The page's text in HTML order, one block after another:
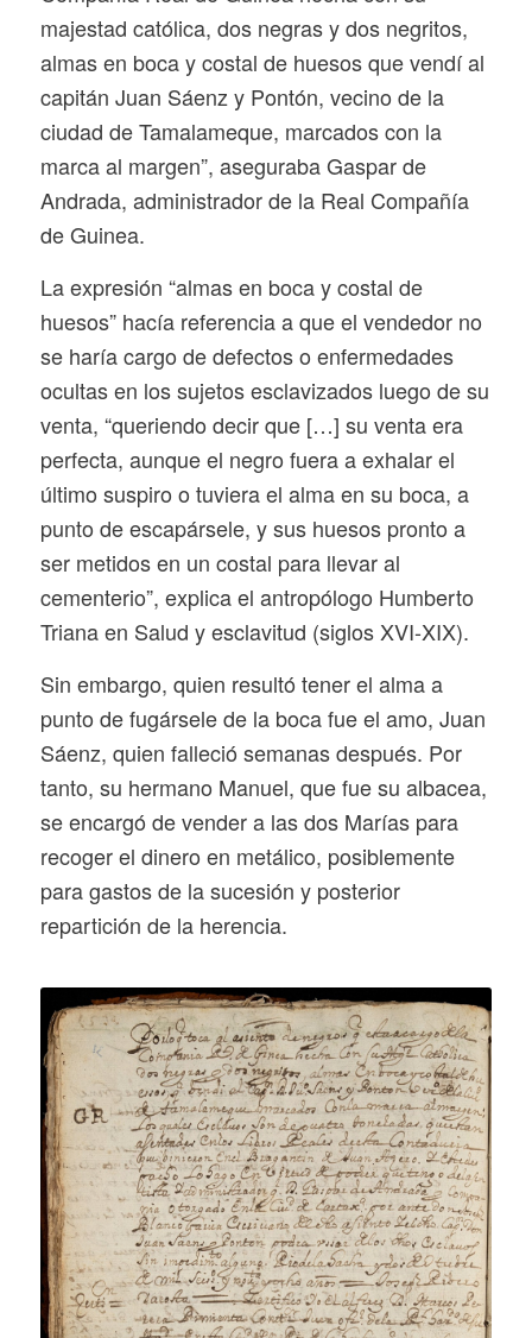
majestad católica, dos negras y dos negritos,
almas en boca y costal de huesos que vendí al
capitán Juan Sáenz y Pontón, vecino de la
ciudad de Tamalameque, marcados con la
marca al margen”, aseguraba Gaspar de
Andrada, administrador de la Real Compañía
de Guinea.
La expresión “almas en boca y costal de
huesos” hacía referencia a que el vendedor no
se haría cargo de defectos o enfermedades
ocultas en los sujetos esclavizados luego de su
venta, “queriendo decir que […] su venta era
perfecta, aunque el negro fuera a exhalar el
último suspiro o tuviera el alma en su boca, a
punto de escapársele, y sus huesos pronto a
ser metidos en un costal para llevar al
cementerio”, explica el antropólogo Humberto
Triana en Salud y esclavitud (siglos XVI-XIX).
Sin embargo, quien resultó tener el alma a
punto de fugársele de la boca fue el amo, Juan
Sáenz, quien falleció semanas después. Por
tanto, su hermano Manuel, que fue su albacea,
se encargó de vender a las dos Marías para
recoger el dinero en metálico, posiblemente
para gastos de la sucesión y posterior
repartición de la herencia.